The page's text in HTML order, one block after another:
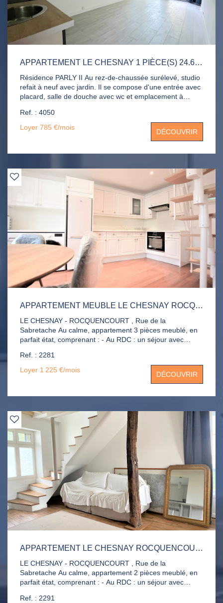
APPARTEMENT LE CHESNAY 1 PIÈCE(S) 24.65 M2
Résidence PARLY II Au rez-de-chaussée surélevé, studio
refait à neuf avec jardin. Il se compose d'une entrée avec
placard, salle de douche avec wc et emplacement à
jardin. Chauffage et eau chaude compris dans les
charges. Piscine, terrains de tennis et gardien. Disponible
Ref. : 4050
Loyer 785 €/mois
DÉCOUVRIR
APPARTEMENT MEUBLE LE CHESNAY ROCQUENCOURT 3 PIÈCE(S) 46.21 M2
LE CHESNAY - ROCQUENCOURT , Rue de la
Sabretache Au calme, appartement 3 pièces meublé, en
parfait état, comprenant : - Au RDC : un séjour avec
salle d'eau avec WC - A l'étage : une chambre sous
combles Le complément de loyer de 190 euros concerne
la consommation des fluides (gaz, électricité, eau) . Une
régularisation se fera chaque fin d'année. Surface totale
au sol : 69.43 m²
Ref. : 2281
Loyer 1 225 €/mois
DÉCOUVRIR
APPARTEMENT LE CHESNAY ROCQUENCOURT 2 PIÈCE(S) 59.23M2
LE CHESNAY - ROCQUENCOURT , Rue de la
Sabretache Au calme, appartement 2 pièces meublé, en
parfait état, comprenant : - Au RDC : un séjour avec
indépendants - A l'étage : une chambre sous combles
Ref. : 2291